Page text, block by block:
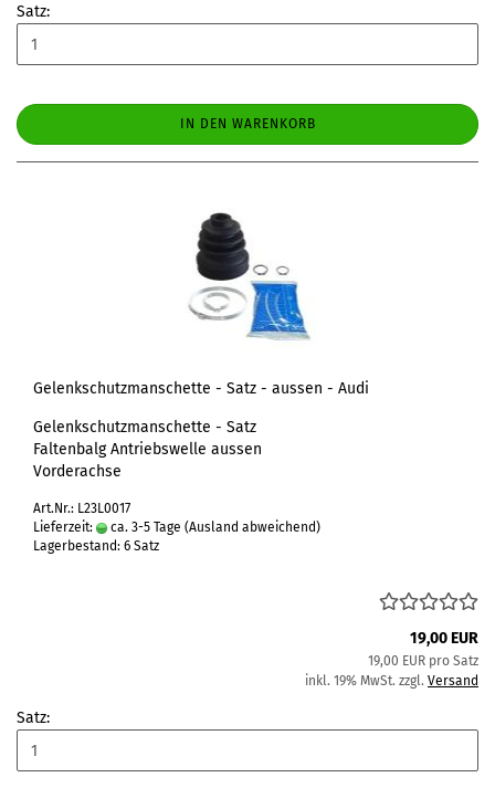
Satz:
IN DEN WARENKORB
Gelenkschutzmanschette - Satz - aussen - Audi
Gelenkschutzmanschette - Satz
Faltenbalg Antriebswelle aussen
Vorderachse
Art.Nr.: L23L0017
Lieferzeit:
ca. 3-5 Tage (Ausland abweichend)
Lagerbestand: 6 Satz
19,00 EUR
19,00 EUR pro Satz
inkl. 19% MwSt. zzgl. Versand
Satz: